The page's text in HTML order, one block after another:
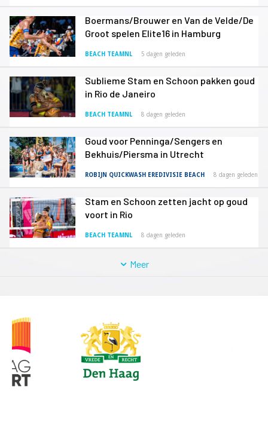
Boermans/Brouwer en Van de Velde/De
Groot spelen Elite16 in Hamburg
BEACH TEAMNL 5 dagen geleden
Sublieme Stam en Schoon pakken goud
in Rio de Janeiro
BEACH TEAMNL 8 dagen geleden
Goud voor Penninga/Sengers en
Bekhuis/Piersma in Utrecht
ROBIJN QUICKWASH EREDIVISIE BEACH 8 dagen geleden
Stam en Schoon zetten jacht op goud
voort in Rio
BEACH TEAMNL 8 dagen geleden
Meer